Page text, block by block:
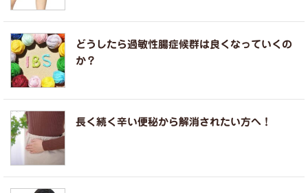
どうしたら過敏性腸症候群は良くなっていくの
か？
長く続く辛い便秘から解消されたい方へ！